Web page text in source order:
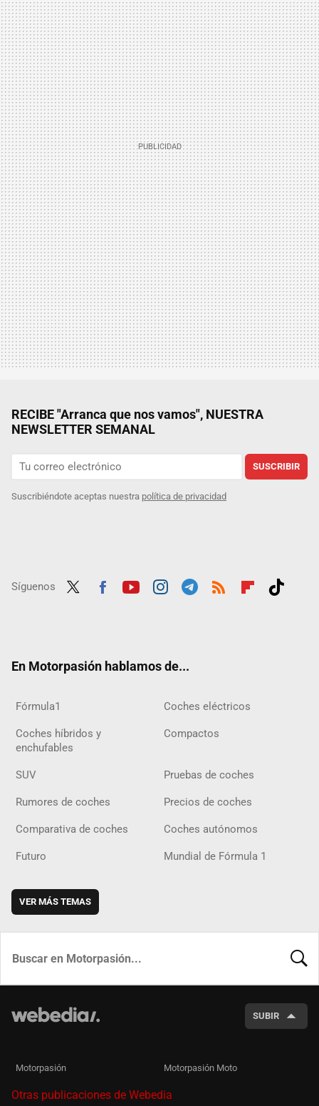
RECIBE "Arranca que nos vamos", NUESTRA
NEWSLETTER SEMANAL
SUSCRIBIR
Suscribiéndote aceptas nuestra política de privacidad
Síguenos
En Motorpasión hablamos de...
Fórmula1 Coches eléctricos
Coches híbridos y
enchufables
Compactos
SUV Pruebas de coches
Rumores de coches Precios de coches
Comparativa de coches Coches autónomos
Futuro Mundial de Fórmula 1
VER MÁS TEMAS
SUBIR
Motorpasión Motorpasión Moto
Otras publicaciones de Webedia